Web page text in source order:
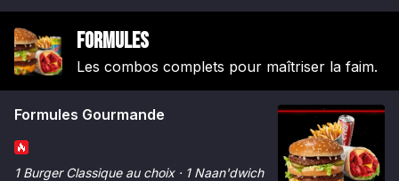
cheddar fondant, salade iceberg
croquante, oignons rouges, rondelles
de tomate, sauce Chicken Max &
sauce Tinger.
Formules
Les combos complets pour maîtriser la faim.
Formules Gourmande
1 Burger Classique au choix · 1 Naan'dwich